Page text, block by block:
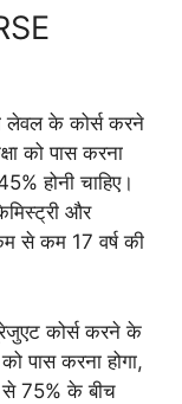
लेवल के कोर्स करने
को पास करना
होनी चाहिए।
और
कम से कम 17 वर्ष की
कोर्स करने के
पास करना होगा,
से 75% के बीच